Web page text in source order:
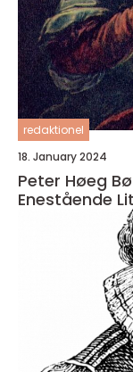
redaktionel
18. January 2024
Peter Høeg
Enestående